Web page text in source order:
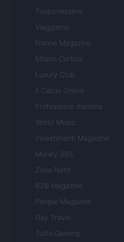
Tuobenessere
Viaggiamo
Nonne Magazine
Milano Cortina
Luxury Club
Il Calcio Online
Professione mamma
World Music
Investimenti Magazine
Money 365
Zona Nerd
B2B Magazine
People Magazine
Day Travel
Tutto Gaming